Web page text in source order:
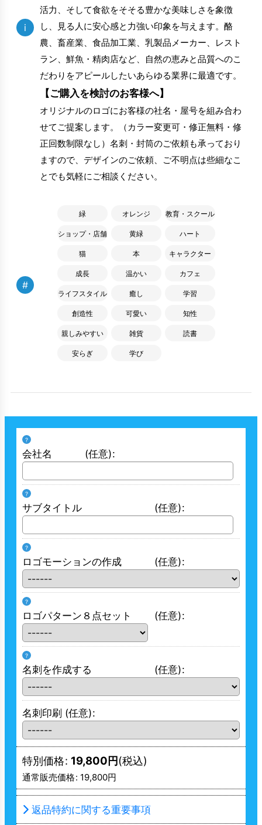
i
活力、そして食欲をそそる豊かな美味しさを象徴
し、見る人に安心感と力強い印象を与えます。酪
農、畜産業、食品加工業、乳製品メーカー、レスト
ラン、鮮魚・精肉店など、自然の恵みと品質へのこ
だわりをアピールしたいあらゆる業界に最適です。
【ご購入を検討のお客様へ】
オリジナルのロゴにお客様の社名・屋号を組み合わ
せてご提案します。（カラー変更可・修正無料・修
正回数制限なし）名刺・封筒のご依頼も承っており
ますので、デザインのご依頼、ご不明点は些細なこ
とでも気軽にご相談ください。
#
緑 オレンジ 教育・スクール
ショップ・店舗 黄緑 ハート
猫 本 キャラクター
成長 温かい カフェ
ライフスタイル 癒し 学習
創造性 可愛い 知性
親しみやすい 雑貨 読書
安らぎ 学び
?
会社名 (任意):
?
サブタイトル (任意):
?
ロゴモーションの作成 (任意):
?
ロゴパターン８点セット (任意):
?
名刺を作成する (任意):
名刺印刷 (任意):
特別価格: 19,800円(税込)
通常販売価格: 19,800円
返品特約に関する重要事項